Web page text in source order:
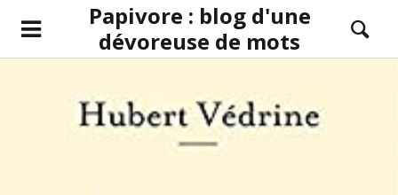
Papivore : blog d'une
dévoreuse de mots